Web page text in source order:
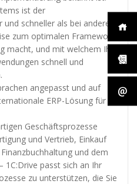
ist der
schneller als bei anderen
zum optimalen Framework
macht, und mit welchem Ihr
schnell und
angepasst und auf
ERP-Lösung für
Geschäftsprozesse
und Vertrieb, Einkauf
und dem
1C:Drive passt sich an Ihr
zu unterstützen, die Sie